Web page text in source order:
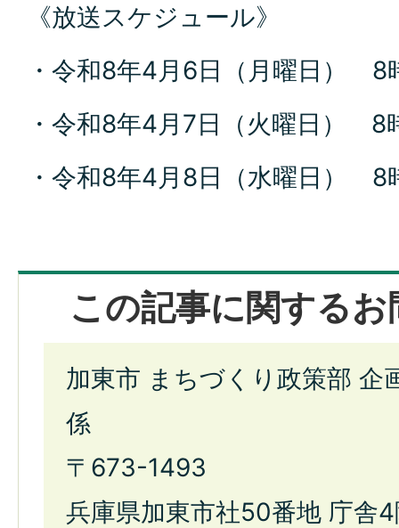
《放送スケジュール》
・令和8年4月6日（月曜日） 8
・令和8年4月7日（火曜日） 8
・令和8年4月8日（水曜日） 8
この記事に関する
加東市 まちづくり政策部 企
係
〒673-1493
兵庫県加東市社50番地 庁舎